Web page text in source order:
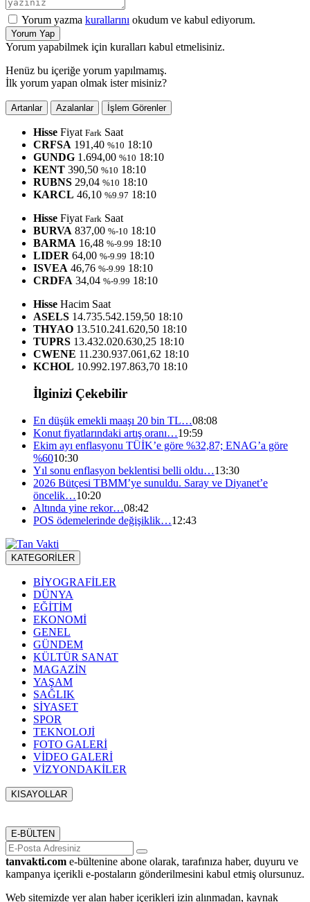
Yorum yazma kurallarını okudum ve kabul ediyorum.
Yorum Yap
Yorum yapabilmek için kuralları kabul etmelisiniz.
Henüz bu içeriğe yorum yapılmamış.
İlk yorum yapan olmak ister misiniz?
Artanlar Azalanlar İşlem Görenler
Hisse Fiyat Fark Saat
CRFSA 191,40 %10 18:10
GUNDG 1.694,00 %10 18:10
KENT 390,50 %10 18:10
RUBNS 29,04 %10 18:10
KARCL 46,10 %9.97 18:10
Hisse Fiyat Fark Saat
BURVA 837,00 %-10 18:10
BARMA 16,48 %-9.99 18:10
LIDER 64,00 %-9.99 18:10
ISVEA 46,76 %-9.99 18:10
CRDFA 34,04 %-9.99 18:10
Hisse Hacim Saat
ASELS 14.735.542.159,50 18:10
THYAO 13.510.241.620,50 18:10
TUPRS 13.432.020.630,25 18:10
CWENE 11.230.937.061,62 18:10
KCHOL 10.992.197.863,70 18:10
İlginizi Çekebilir
En düşük emekli maaşı 20 bin TL…08:08
Konut fiyatlarındaki artış oranı…19:59
Ekim ayı enflasyonu TÜİK’e göre %32,87; ENAG’a göre
%6010:30
Yıl sonu enflasyon beklentisi belli oldu…13:30
2026 Bütçesi TBMM’ye sunuldu. Saray ve Diyanet’e
öncelik…10:20
Altında yine rekor…08:42
POS ödemelerinde değişiklik…12:43
KATEGORİLER
BİYOGRAFİLER
DÜNYA
EĞİTİM
EKONOMİ
GENEL
GÜNDEM
KÜLTÜR SANAT
MAGAZİN
YAŞAM
SAĞLIK
SİYASET
SPOR
TEKNOLOJİ
FOTO GALERİ
VİDEO GALERİ
VİZYONDAKİLER
KISAYOLLAR
E-BÜLTEN
tanvakti.com e-bültenine abone olarak, tarafınıza haber, duyuru ve
kampanya içerikli e-postaların gönderilmesini kabul etmiş olursunuz.
Web sitemizde yer alan haber içerikleri izin alınmadan, kaynak